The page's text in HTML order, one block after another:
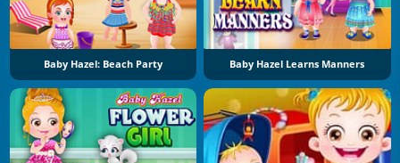
Baby Hazel: Beach Party Baby Hazel Learns Manners